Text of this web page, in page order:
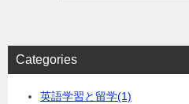
Categories
英語学習と留学(1)